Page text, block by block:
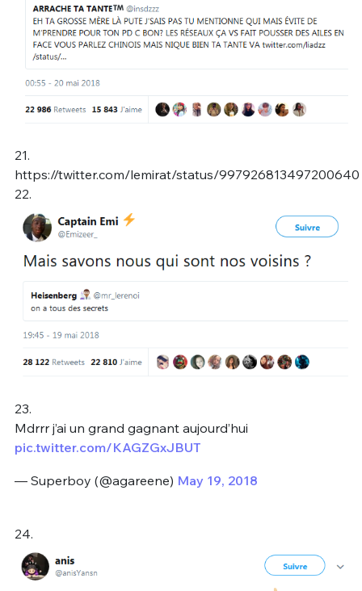
21.
https://twitter.com/lemirat/status/997926813497200640
22.
23.
Mdrrr j’ai un grand gagnant aujourd’hui
pic.twitter.com/KAGZGxJBUT
— Superboy (@agareene) May 19, 2018
24.